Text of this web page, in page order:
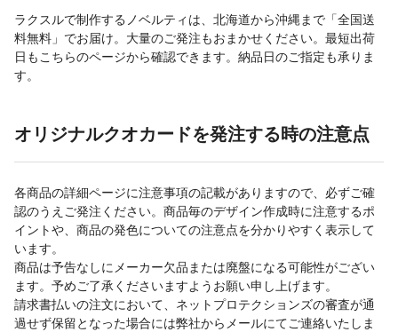
ラクスルで制作するノベルティは、北海道から沖縄まで「全国送
料無料」でお届け。大量のご発注もおまかせください。最短出荷
日もこちらのページから確認できます。納品日のご指定も承りま
す。
オリジナルクオカードを発注する時の注意点
各商品の詳細ページに注意事項の記載がありますので、必ずご確
認のうえご発注ください。商品毎のデザイン作成時に注意するポ
イントや、商品の発色についての注意点を分かりやすく表示して
います。
商品は予告なしにメーカー欠品または廃盤になる可能性がござい
ます。予めご了承くださいますようお願い申し上げます。
請求書払いの注文において、ネットプロテクションズの審査が通
過せず保留となった場合には弊社からメールにてご連絡いたしま